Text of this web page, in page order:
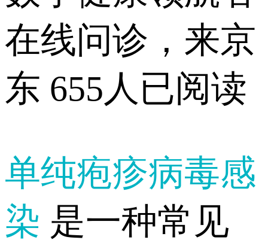
在线问诊，来京
东 655人已阅读
单纯疱疹病毒感
染 是一种常见